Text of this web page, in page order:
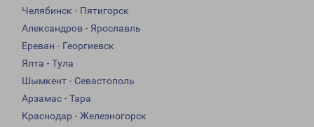
Челябинск - Пятигорск
Александров - Ярославль
Ереван - Георгиевск
Ялта - Тула
Шымкент - Севастополь
Арзамас - Тара
Краснодар - Железногорск